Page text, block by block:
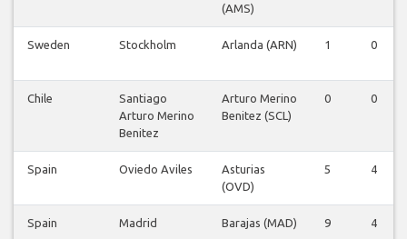
(AMS)
Sweden Stockholm Arlanda (ARN) 1 0
Chile
Santiago
Arturo Merino
Benitez
Arturo Merino
Benitez (SCL)
0 0
Spain Oviedo Aviles
Asturias
(OVD)
5 4
Spain Madrid Barajas (MAD) 9 4